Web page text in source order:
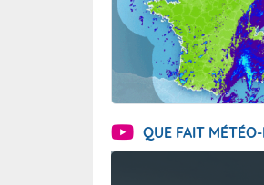
QUE FAIT